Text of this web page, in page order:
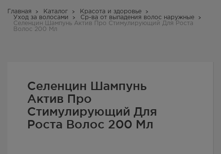
Главная Каталог
Красота и здоровье
Уход за волосами
Ср-ва от выпадения волос наружные
Селенцин Шампунь Актив Про Стимулирующий Для Роста
Волос 200 Мл
Селенцин Шампунь
Актив Про
Стимулирующий Для
Роста Волос 200 Мл